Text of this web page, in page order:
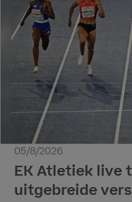
Conan O’Brien en Jeff
zaterdag 22 augustus te
05/8/2026
EK Atletiek live
uitgebreide